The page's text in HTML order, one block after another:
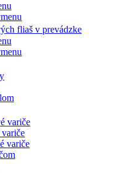
fliaš v prevádzke
variče
variče